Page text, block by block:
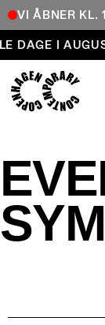
VI ÅBNER KL.
Åbent alle
DAGE I